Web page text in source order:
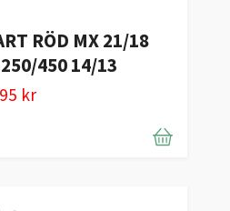
RÖD MX 21/18
450 14/13
kr